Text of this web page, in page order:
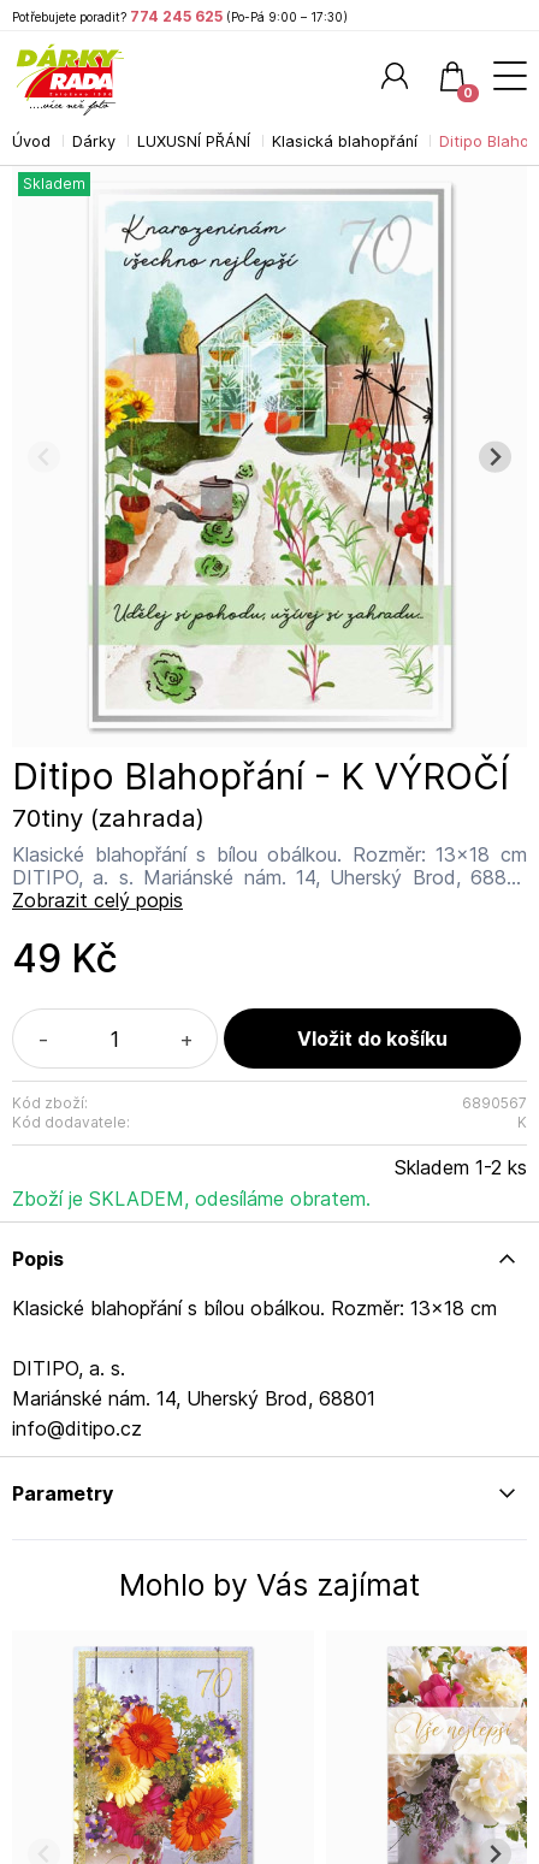
Úvod Dárky LUXUSNÍ PŘÁNÍ Klasická blahopřání Ditipo
Ditipo Blahopřání - K VÝROČÍ
70tiny (zahrada)
Klasické blahopřání s bílou obálkou. Rozměr: 13x18 cm
DITIPO, a. s. Mariánské nám. 14, Uherský Brod, 68801
info@ditipo.cz
Zobrazit celý popis
Skladem
49 Kč
- +
Kód zboží:
6890567
Kód dodavatele:
K
Skladem 1-2 ks
Zboží je SKLADEM, odesíláme obratem.
Popis
Klasické blahopřání s bílou obálkou. Rozměr: 13x18 cm
DITIPO, a. s.
Mariánské nám. 14, Uherský Brod, 68801
info@ditipo.cz
Parametry
Mohlo by Vás zajímat
Potřebujete poradit? 774 245 625 (Po-Pá 9:00 – 17:30)
0
Hledat